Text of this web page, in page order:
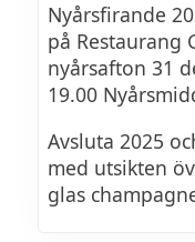
Nyårsfirande
på Restaurang
nyårsafton 31
19.00
Avsluta 2025
med utsikten
glas